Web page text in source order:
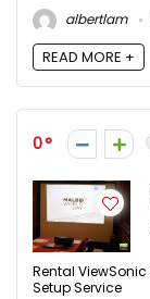
albertlam
READ MORE +
0
Rental ViewSonic
Setup Service